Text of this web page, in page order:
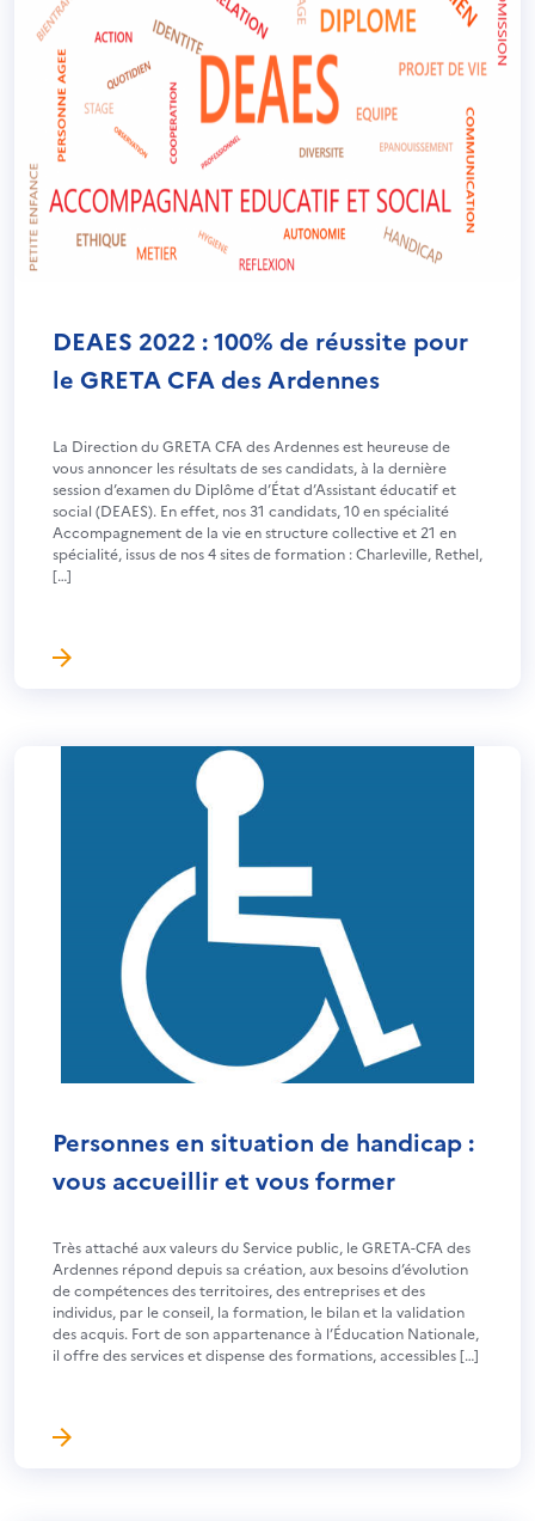
DEAES 2022 : 100% de réussite pour
le GRETA CFA des Ardennes
La Direction du GRETA CFA des Ardennes est heureuse de
vous annoncer les résultats de ses candidats, à la dernière
session d’examen du Diplôme d’État d’Assistant éducatif et
social (DEAES). En effet, nos 31 candidats, 10 en spécialité
Accompagnement de la vie en structure collective et 21 en
spécialité, issus de nos 4 sites de formation : Charleville, Rethel,
[…]
Personnes en situation de handicap :
vous accueillir et vous former
Très attaché aux valeurs du Service public, le GRETA-CFA des
Ardennes répond depuis sa création, aux besoins d’évolution
de compétences des territoires, des entreprises et des
individus, par le conseil, la formation, le bilan et la validation
des acquis. Fort de son appartenance à l’Éducation Nationale,
il offre des services et dispense des formations, accessibles […]